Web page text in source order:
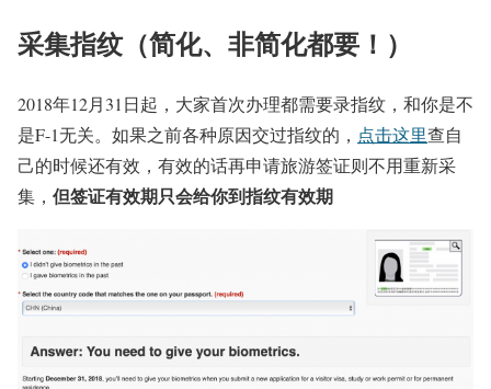
采集指纹（简化、非简化都要！）
2018年12月31日起，大家首次办理都需要录指纹 ，和你是不
是F-1无关。如果之前各种原因交过指纹的， 点击这里查自
己的时候还有效，有效的话再申请旅游签证则不用重新采
集， 但签证有效期只会给你到指纹有效期